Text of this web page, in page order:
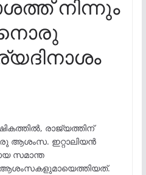
നിന്നും
രാജ്യത്തിന്
ആശംസ. ഇറ്റാലിയൻ
സമാന്ത
ആശംസകളുമായെത്തിയത്.